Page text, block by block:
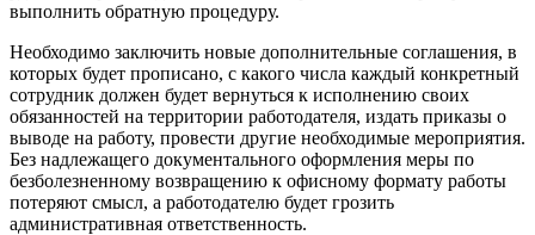
выполнить обратную процедуру.
Необходимо заключить новые дополнительные соглашения, в
которых будет прописано, с какого числа каждый конкретный
сотрудник должен будет вернуться к исполнению своих
обязанностей на территории работодателя, издать приказы о
выводе на работу, провести другие необходимые мероприятия.
Без надлежащего документального оформления меры по
безболезненному возвращению к офисному формату работы
потеряют смысл, а работодателю будет грозить
административная ответственность.